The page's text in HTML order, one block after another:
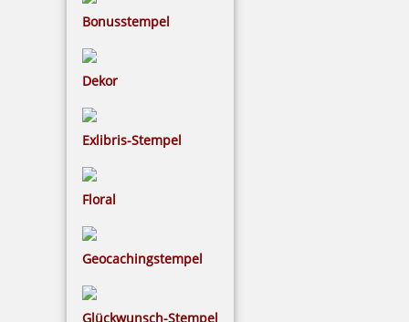
Bonusstempel
Dekor
Exlibris-Stempel
Floral
Geocachingstempel
Glückwunsch-Stempel
Trodat Professional 55510 Ziffernstempel (nur Gerät)